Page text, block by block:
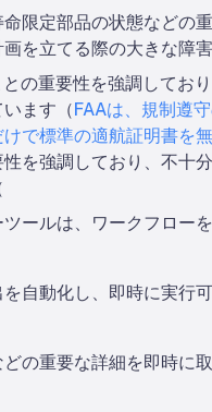
限定部品の状態などの
を立てる際の大きな障害
の重要性を強調してお
ます（ FAAは、規制遵
で標準の適航証明書を
を強調しており、不十
ールは、ワークフロー
自動化し、即時に実行
の重要な詳細を即時に